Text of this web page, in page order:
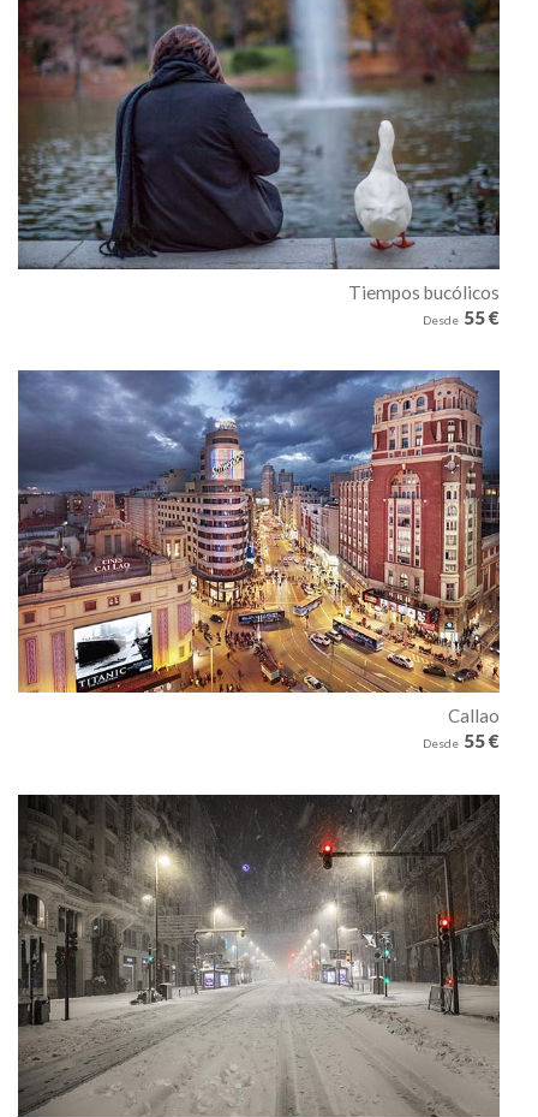
Tiempos bucólicos
Desde 55 €
Callao
Desde 55 €